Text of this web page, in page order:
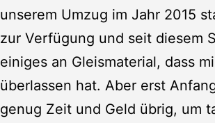
unserem Umzug im Jahr 2015
zur Verfügung und seit diesem
einiges an Gleismaterial, dass
überlassen hat. Aber erst
genug Zeit und Geld übrig, um